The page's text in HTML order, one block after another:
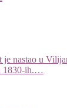
je nastao u
1830-ih.…